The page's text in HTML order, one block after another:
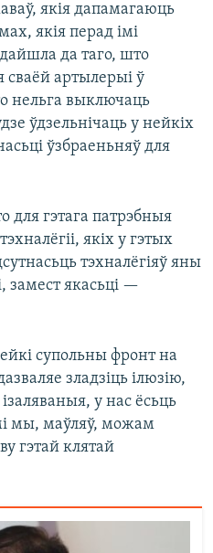
якія дапамагаюць
якія перад імі
да таго, што
артылерыі ў
нельга выключаць
ўдзельнічаць у нейкіх
ўзбраеньняў для
для гэтага патрэбныя
якіх у гэтых
тэхналёгіяў яны
якасьці —
супольны фронт на
зладзіць ілюзію,
у нас ёсьць
мы, маўляў, можам
гэтай клятай